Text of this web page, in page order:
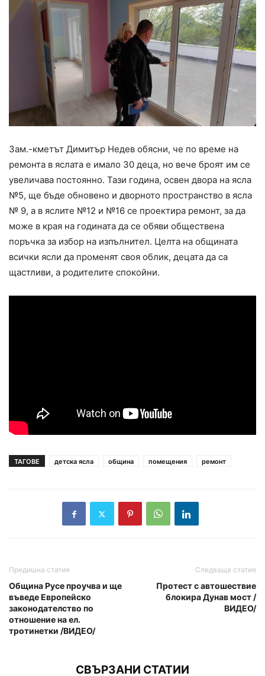
Зам.-кметът Димитър Недев обясни, че по време на
ремонта в яслата е имало 30 деца, но вече броят им се
увеличава постоянно. Тази година, освен двора на ясла
№5, ще бъде обновено и дворното пространство в ясла
№ 9, а в яслите №12 и №16 се проектира ремонт, за да
може в края на годината да се обяви обществена
поръчка за избор на изпълнител. Целта на общината
всички ясли да променят своя облик, децата да са
щастливи, а родителите спокойни.
ТАГОВЕ детска ясла община помещения ремонт
Предишна статия
Община Русе проучва и ще
въведе Европейско
законодателство по
отношение на ел.
тротинетки /ВИДЕО/
Следваща статия
Протест с автошествие
блокира Дунав мост /
ВИДЕО/
СВЪРЗАНИ СТАТИИ